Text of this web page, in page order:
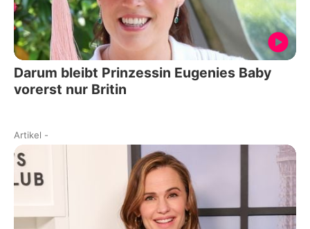
Darum bleibt Prinzessin Eugenies Baby
vorerst nur Britin
Artikel -